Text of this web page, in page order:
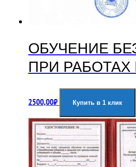
ОБУЧЕНИЕ
ПРИ
2500,00₽ Купить в 1 клик